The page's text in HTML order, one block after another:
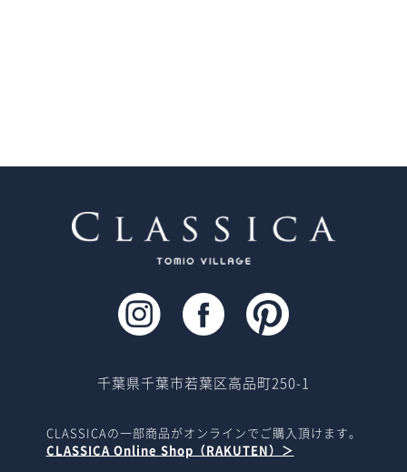
千葉県千葉市若葉区高品町250-1
CLASSICAの一部商品がオンラインでご購入頂けます。
CLASSICA Online Shop（RAKUTEN）＞